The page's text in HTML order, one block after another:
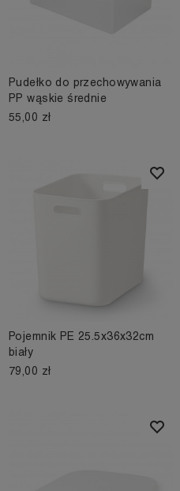
Pudełko do przechowywania
PP wąskie średnie
55,00 zł
Pojemnik PE 25.5x36x32cm
biały
79,00 zł